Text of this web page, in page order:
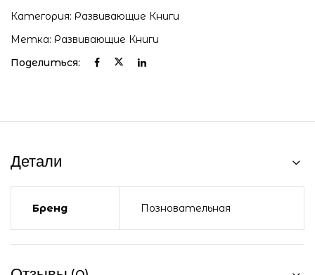
Категория: Развивающие Книги
Метка: Развивающие Книги
Поделиться:
Детали
Бренд Позновательная